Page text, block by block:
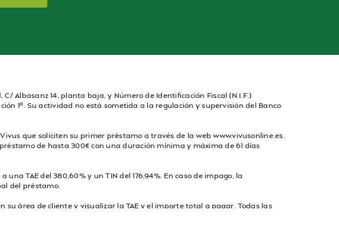
Albasanz 14, planta baja, y Número de Identificación Fiscal (N.I.F.)
1ª. Su actividad no está sometida a la regulación y supervisión del Banco
que soliciten su primer préstamo a través de la web www.vivusonline.es.
de hasta 300€ con una duración mínima y máxima de 61 días
TAE del 380,60% y un TIN del 176,94%. En caso de impago, la
del préstamo.
área de cliente y visualizar la TAE y el importe total a pagar. Todas las